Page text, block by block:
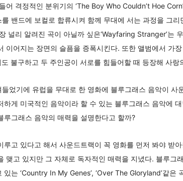
어 격정적인 분위기의 ‘The Boy Who Couldn’t Hoe
밴드에 보컬로 합류시켜 함께 무대에 서는 과정을 그
널리 알려진 곡이 아닐까 싶은‘Wayfaring Stranger’는
이어지는 장면의 슬픔을 증폭시킨다. 또한 앨범에서 가
도 불구하고 두 주인공이 서로를 힘들어할 때 등장해 사
었기에 유럽을 무대로 한 영화에 블루그래스 음악이 사
하게 미국적인 음악이라 할 수 있는 블루그래스 음악에
루그래스 음악의 매력을 설명한다고 할까?
루고 있다고 해서 사운드트랙이 꼭 영화를 먼저 봐야 받
맺고 있지만 그 자체로 독자적인 매력을 지녔다. 블루그
는 ‘Country In My Genes’, ‘Over The Gloryland’같은